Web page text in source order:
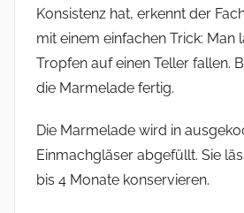
Konsistenz hat, erkennt der
mit einem einfachen Trick: Man
Tropfen auf einen Teller fallen.
die Marmelade fertig.
Die Marmelade wird in
Einmachgläser abgefüllt. Sie
bis 4 Monate konservieren.